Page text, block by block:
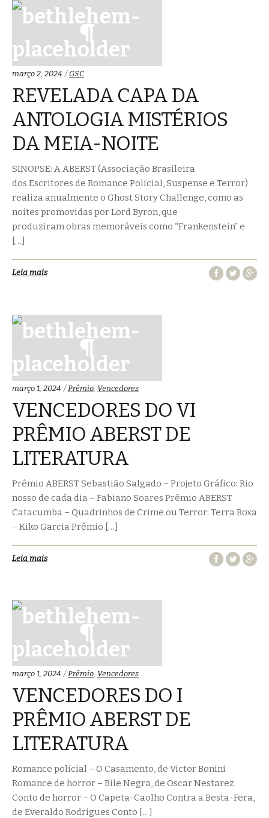
março 2, 2024 Categorias:
GSC
REVELADA CAPA DA
ANTOLOGIA MISTÉRIOS
DA MEIA-NOITE
SINOPSE: A ABERST (Associação Brasileira
dos Escritores de Romance Policial, Suspense e Terror)
realiza anualmente o Ghost Story Challenge, como as
noites promovidas por Lord Byron, que
produziram obras memoráveis como “Frankenstein” e
[…]
Leia mais
março 1, 2024 Categorias:
Prêmio Vencedores
VENCEDORES DO VI
PRÊMIO ABERST DE
LITERATURA
Prêmio ABERST Sebastião Salgado – Projeto Gráfico: Rio
nosso de cada dia – Fabiano Soares Prêmio ABERST
Catacumba – Quadrinhos de Crime ou Terror: Terra Roxa
– Kiko Garcia Prêmio […]
Leia mais
março 1, 2024 Categorias:
Prêmio Vencedores
VENCEDORES DO I
PRÊMIO ABERST DE
LITERATURA
Romance policial – O Casamento, de Victor Bonini
Romance de horror – Bile Negra, de Oscar Nestarez
Conto de horror – O Capeta-Caolho Contra a Besta-Fera,
de Everaldo Rodrigues Conto […]